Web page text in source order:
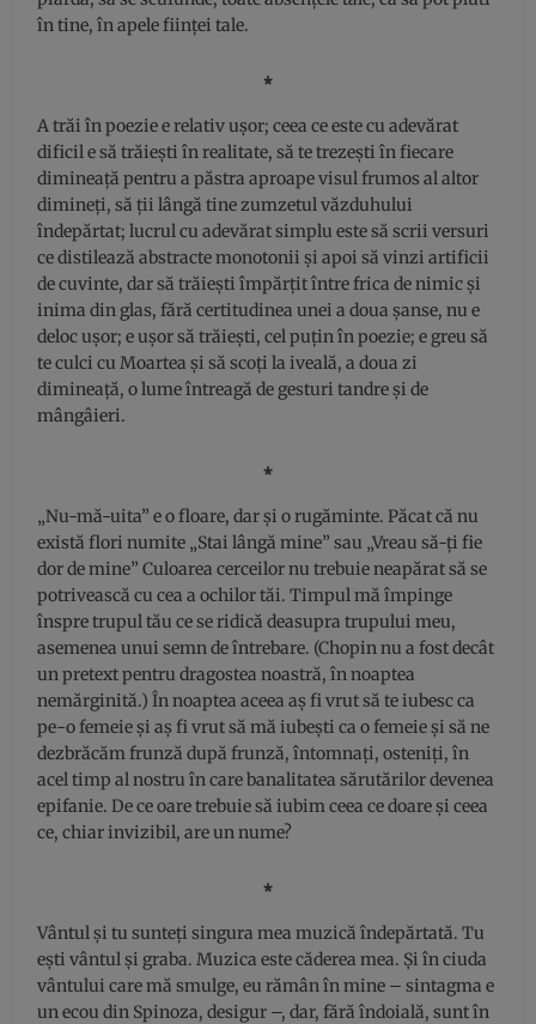
în tine, în apele ființei tale.
⁎
A trăi în poezie e relativ ușor; ceea ce este cu adevărat
dificil e să trăiești în realitate, să te trezești în fiecare
dimineață pentru a păstra aproape visul frumos al altor
dimineți, să ții lângă tine zumzetul văzduhului
îndepărtat; lucrul cu adevărat simplu este să scrii versuri
ce distilează abstracte monotonii și apoi să vinzi artificii
de cuvinte, dar să trăiești împărțit între frica de nimic și
inima din glas, fără certitudinea unei a doua șanse, nu e
deloc ușor; e ușor să trăiești, cel puțin în poezie; e greu să
te culci cu Moartea și să scoți la iveală, a doua zi
dimineață, o lume întreagă de gesturi tandre și de
mângâieri.
⁎
„Nu-mă-uita” e o floare, dar și o rugăminte. Păcat că nu
există flori numite „Stai lângă mine” sau „Vreau să-ți fie
dor de mine” Culoarea cerceilor nu trebuie neapărat să se
potrivească cu cea a ochilor tăi. Timpul mă împinge
înspre trupul tău ce se ridică deasupra trupului meu,
asemenea unui semn de întrebare. (Chopin nu a fost decât
un pretext pentru dragostea noastră, în noaptea
nemărginită.) În noaptea aceea aș fi vrut să te iubesc ca
pe-o femeie și aș fi vrut să mă iubești ca o femeie și să ne
dezbrăcăm frunză după frunză, întomnați, osteniți, în
acel timp al nostru în care banalitatea sărutărilor devenea
epifanie. De ce oare trebuie să iubim ceea ce doare și ceea
ce, chiar invizibil, are un nume?
⁎
Vântul și tu sunteți singura mea muzică îndepărtată. Tu
ești vântul și graba. Muzica este căderea mea. Și în ciuda
vântului care mă smulge, eu rămân în mine – sintagma e
un ecou din Spinoza, desigur –, dar, fără îndoială, sunt în